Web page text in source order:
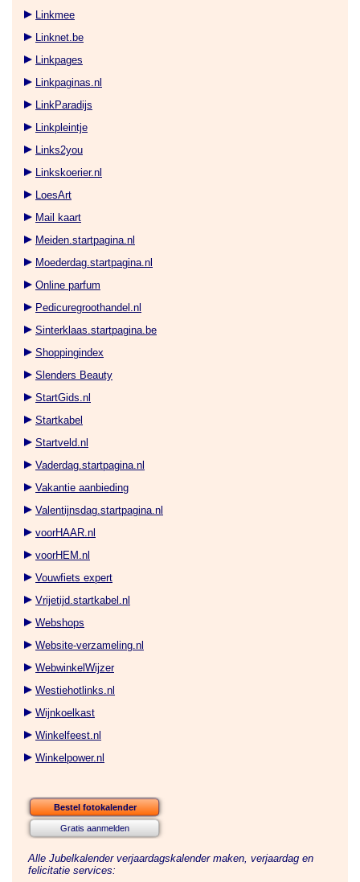
Linkmee
Linknet.be
Linkpages
Linkpaginas.nl
LinkParadijs
Linkpleintje
Links2you
Linkskoerier.nl
LoesArt
Mail kaart
Meiden.startpagina.nl
Moederdag.startpagina.nl
Online parfum
Pedicuregroothandel.nl
Sinterklaas.startpagina.be
Shoppingindex
Slenders Beauty
StartGids.nl
Startkabel
Startveld.nl
Vaderdag.startpagina.nl
Vakantie aanbieding
Valentijnsdag.startpagina.nl
voorHAAR.nl
voorHEM.nl
Vouwfiets expert
Vrijetijd.startkabel.nl
Webshops
Website-verzameling.nl
WebwinkelWijzer
Westiehotlinks.nl
Wijnkoelkast
Winkelfeest.nl
Winkelpower.nl
Bestel fotokalender
Gratis aanmelden
Alle Jubelkalender verjaardagskalender maken, verjaardag en
felicitatie services: